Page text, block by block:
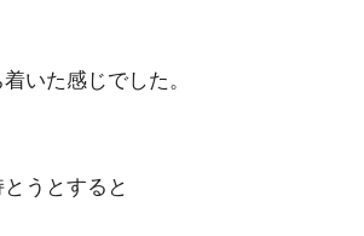
いた感じでした。
うとすると